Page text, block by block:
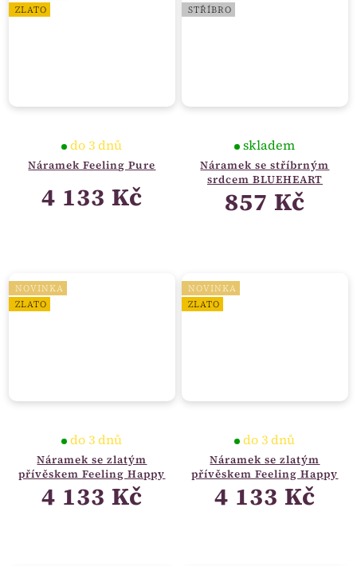
ZLATO
Náramek Feeling Pure
do 3 dnů
4 133 Kč
STŘÍBRO
Náramek se stříbrným
srdcem BLUEHEART
skladem
857 Kč
NOVINKA
ZLATO
Náramek se zlatým
přívěskem Feeling Happy
do 3 dnů
4 133 Kč
NOVINKA
ZLATO
Náramek se zlatým
přívěskem Feeling Happy
do 3 dnů
4 133 Kč